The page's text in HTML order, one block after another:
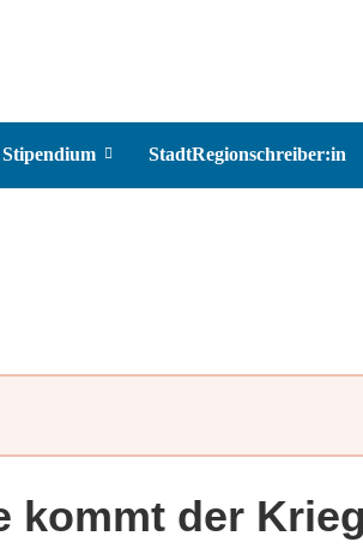
Stipendium StadtRegionschreiber:in
kommt der Krieg